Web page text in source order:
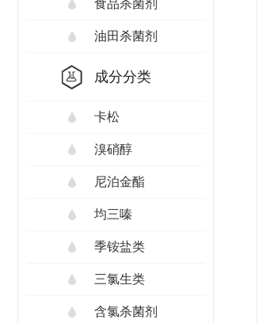
食品杀菌剂
油田杀菌剂
成分分类
卡松
溴硝醇
尼泊金酯
均三嗪
季铵盐类
三氯生类
含氯杀菌剂